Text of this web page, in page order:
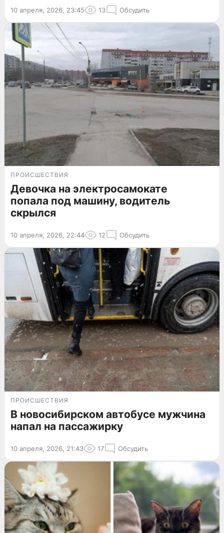
10 апреля, 2026, 23:45 13 Обсудить
ПРОИСШЕСТВИЯ
Девочка на электросамокате
попала под машину, водитель
скрылся
10 апреля, 2026, 22:44 12 Обсудить
ПРОИСШЕСТВИЯ
В новосибирском автобусе мужчина
напал на пассажирку
10 апреля, 2026, 21:43 17 Обсудить